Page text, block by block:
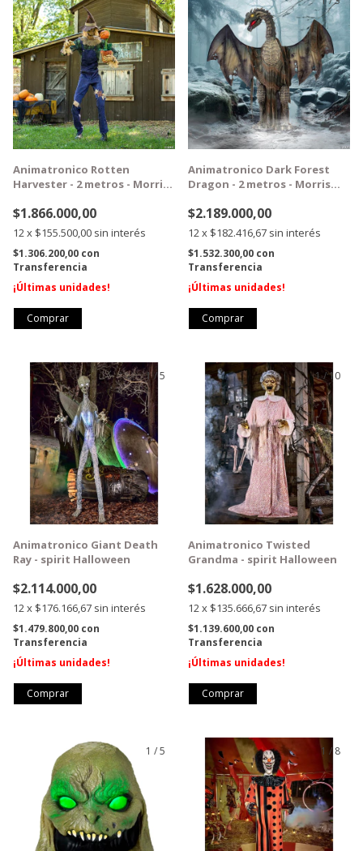
Animatronico Rotten
Harvester - 2 metros - Morris
$1.866.000,00
12x $155.500,00 sin interés
$1.306.200,00 con
Transferencia
¡Últimas unidades!
Animatronico Dark Forest
Dragon - 2 metros - Morris
$2.189.000,00
12x $182.416,67 sin interés
$1.532.300,00 con
Transferencia
¡Últimas unidades!
1/5
GRATIS
Animatronico Giant Death
Ray - spirit Halloween
$2.114.000,00
12x $176.166,67 sin interés
$1.479.800,00 con
Transferencia
¡Últimas unidades!
1/10
GRATIS
Animatronico Twisted
Grandma - spirit Halloween
$1.628.000,00
12x $135.666,67 sin interés
$1.139.600,00 con
Transferencia
¡Últimas unidades!
1 /5
GRATIS 1 / 8
GRATIS